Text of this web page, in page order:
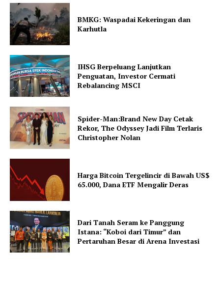
BMKG: Waspadai Kekeringan dan
Karhutla
IHSG Berpeluang Lanjutkan
Penguatan, Investor Cermati
Rebalancing MSCI
Spider-Man:Brand New Day Cetak
Rekor, The Odyssey Jadi Film Terlaris
Christopher Nolan
Harga Bitcoin Tergelincir di Bawah US$
65.000, Dana ETF Mengalir Deras
Dari Tanah Seram ke Panggung
Istana: “Koboi dari Timur” dan
Pertaruhan Besar di Arena Investasi